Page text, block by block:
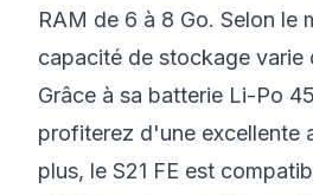
RAM de 6 à 8 Go. Selon le
capacité de stockage varie
Grâce à sa batterie Li-Po
profiterez d'une excellente
plus, le S21 FE est